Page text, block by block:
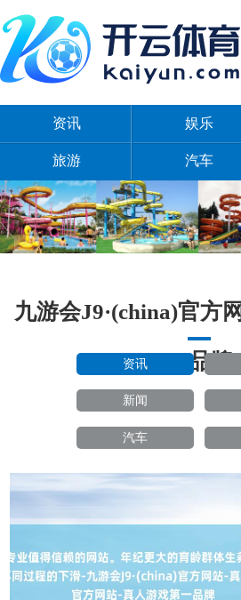
资讯 娱乐
旅游 汽车
九游会J9·(china)官方
一品牌
资讯
新闻
汽车